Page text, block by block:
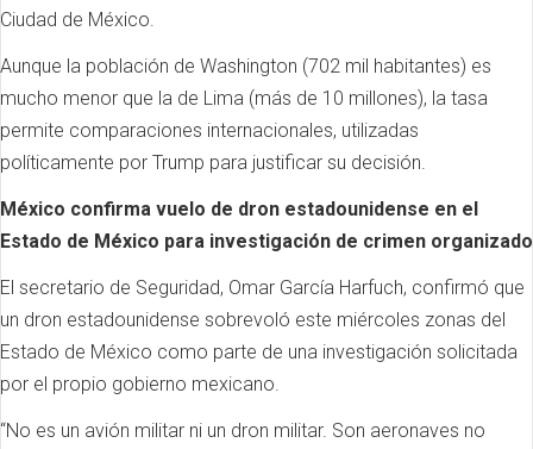
Ciudad de México.
Aunque la población de Washington (702 mil habitantes) es
mucho menor que la de Lima (más de 10 millones), la tasa
permite comparaciones internacionales, utilizadas
políticamente por Trump para justificar su decisión.
México confirma vuelo de dron estadounidense en el
Estado de México para investigación de crimen organizado
El secretario de Seguridad, Omar García Harfuch, confirmó que
un dron estadounidense sobrevoló este miércoles zonas del
Estado de México como parte de una investigación solicitada
por el propio gobierno mexicano.
“No es un avión militar ni un dron militar. Son aeronaves no